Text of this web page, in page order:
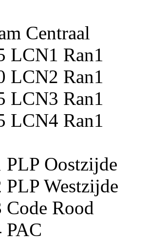
Centraal
LCN1 Ran1
LCN2 Ran1
LCN3 Ran1
LCN4 Ran1
PLP Oostzijde
Westzijde
Rood
PAC